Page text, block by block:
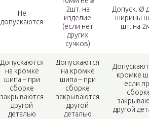
Не
допускаются
2шт. на
изделие
(если нет
других
сучков)
Допуск. Ø
ширины
шт. на
Допускаются
на кромке
шипа – при
сборке
закрываются
другой
деталью
Допускаются
на кромке
шипа – при
сборке
закрываются
другой
деталью
кромке
если
другой